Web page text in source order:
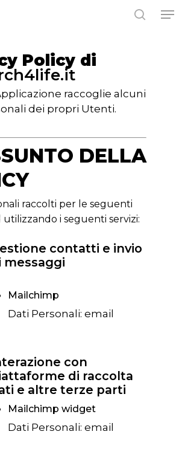
INVIO per cercare o ESC
Policy di
raccoglie alcuni
dei propri Utenti.
DELLA
raccolti per le seguenti
i seguenti servizi:
contatti e invio
messaggi
Mailchimp
Dati Personali: email
con
di raccolta
e altre terze parti
Mailchimp widget
Dati Personali: email